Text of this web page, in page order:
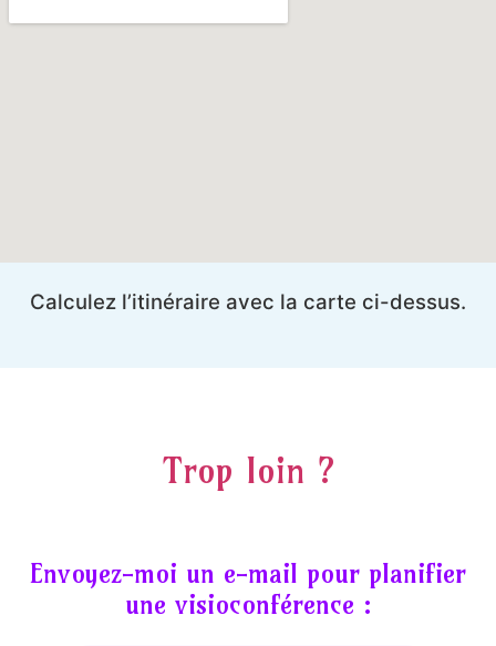
Calculez l’itinéraire avec la carte ci-dessus.
Trop loin ?
Envoyez-moi un e-mail pour planifier
une visioconférence :